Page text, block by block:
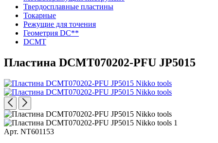
Твердосплавные пластины
Токарные
Режущие для точения
Геометрия DC**
DCMT
Пластина DCMT070202-PFU JP5015
Арт. NT601153